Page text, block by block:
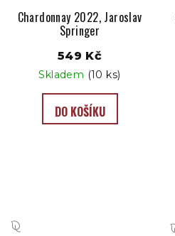
Chardonnay 2022, Jaroslav
Springer
549 Kč
Skladem (10 ks)
DO KOŠÍKU